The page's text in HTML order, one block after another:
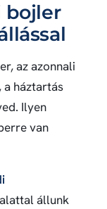
bojler
az azonnali
a háztartás
Ilyen
van
állunk